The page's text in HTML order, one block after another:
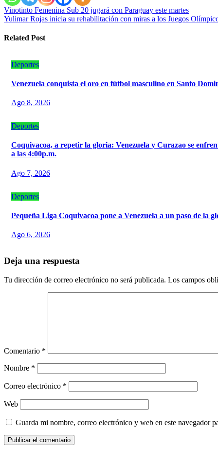
Navegación
de
entradas
Vinotinto Femenina Sub 20 jugará con Paraguay este martes
Yulimar Rojas inicia su rehabilitación con miras a los Juegos
Related Post
Deportes
Venezuela conquista el oro en fútbol masculino en Santo
Ago 8, 2026
Deportes
‎Coquivacoa, a repetir la gloria: Venezuela y Curazao se
a las 4:00p.m.
Ago 7, 2026
Deportes
‎Pequeña Liga Coquivacoa pone a Venezuela a un paso de la
Ago 6, 2026
Deja una respuesta
Tu dirección de correo electrónico no será publicada. Los campos
Comentario *
Nombre *
Correo electrónico *
Web
Guarda mi nombre, correo electrónico y web en este navegador